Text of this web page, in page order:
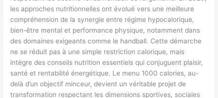
les approches nutritionnelles ont évolué vers une meilleure
compréhension de la synergie entre régime hypocalorique,
bien-être mental et performance physique, notamment dans
des domaines exigeants comme le handball. Cette démarche
ne se réduit pas à une simple restriction calorique, mais
intègre des conseils nutrition essentiels qui conjuguent plaisir,
santé et rentabilité énergétique. Le menu 1000 calories, au-
delà d’un objectif minceur, devient un véritable projet de
transformation respectant les dimensions sportives, sociales